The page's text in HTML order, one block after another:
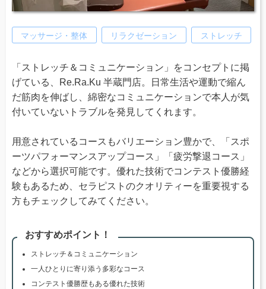
マッサージ・整体 リラクゼーション ストレッチ
「ストレッチ＆コミュニケーション」をコンセプトに掲
げている、Re.Ra.Ku 半蔵門店。日常生活や運動で縮ん
だ筋肉を伸ばし、綿密なコミュニケーションで本人が気
付いていないトラブルを発見してくれます。
用意されているコースもバリエーション豊かで、「スポ
ーツパフォーマンスアップコース」「疲労撃退コース」
などから選択可能です。優れた技術でコンテスト優勝経
験もあるため、セラピストのクオリティーを重要視する
方もチェックしてみてください。
おすすめポイント！
ストレッチ＆コミュニケーション
一人ひとりに寄り添う多彩なコース
コンテスト優勝歴もある優れた技術